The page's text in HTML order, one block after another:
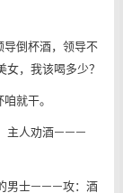
倒杯酒，领导不
，我该喝多少？
就干。
，主人劝酒———
的男士———攻：酒